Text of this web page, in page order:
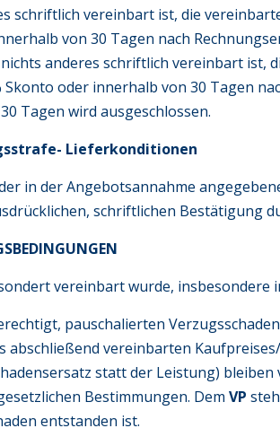
schriftlich vereinbart ist, die
von 30 Tagen nach
anderes schriftlich vereinbart ist,
oder innerhalb von 30 Tagen
Tagen wird ausgeschlossen.
Lieferkonditionen
in der Angebotsannahme
schriftlichen Bestätigung
vereinbart wurde,
pauschalierten
abschließend vereinbarten
statt der Leistung)
Bestimmungen. Dem VP
entstanden ist.